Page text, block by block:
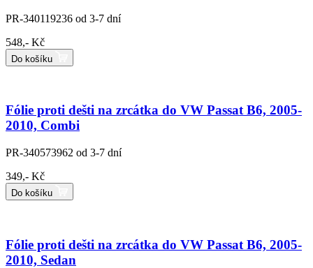
PR-340119236 od 3-7 dní
548,- Kč
Do košíku
Fólie proti dešti na zrcátka do VW Passat B6, 2005-
2010, Combi
PR-340573962 od 3-7 dní
349,- Kč
Do košíku
Fólie proti dešti na zrcátka do VW Passat B6, 2005-
2010, Sedan